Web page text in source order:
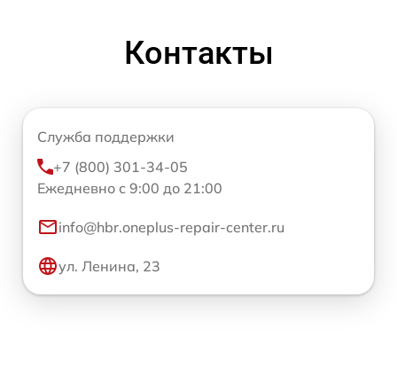
Контакты
Служба поддержки
+7 (800) 301-34-05
Ежедневно с 9:00 до 21:00
info@hbr.oneplus-repair-center.ru
ул. Ленина, 23